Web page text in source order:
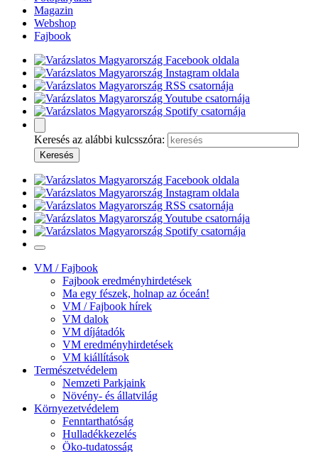
Magazin
Webshop
Fajbook
Keresés az alábbi kulcsszóra:
VM / Fajbook
Fajbook eredményhirdetések
Ma egy fészek, holnap az óceán!
VM / Fajbook hírek
VM dalok
VM díjátadók
VM eredményhirdetések
VM kiállítások
Természetvédelem
Nemzeti Parkjaink
Növény- és állatvilág
Környezetvédelem
Fenntarthatóság
Hulladékkezelés
Öko-tudatosság